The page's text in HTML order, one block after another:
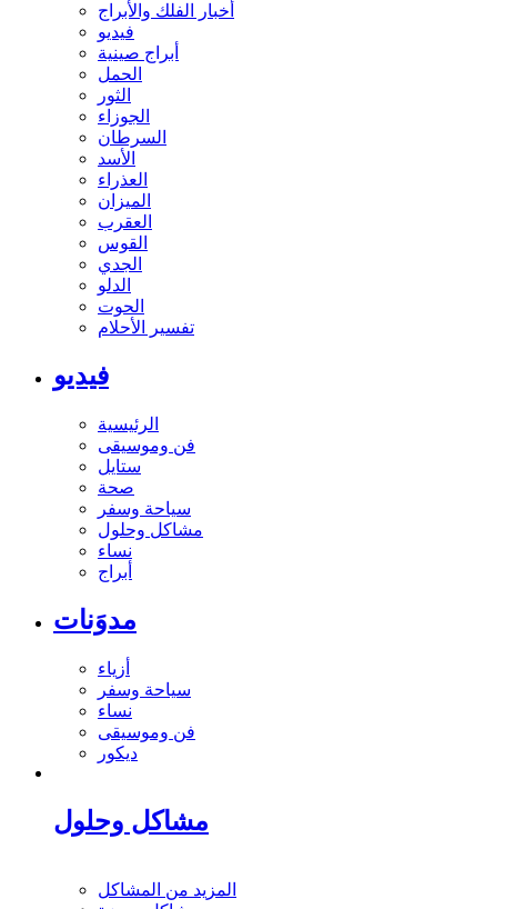
أخبار الفلك والأبراج
فيديو
أبراج صينية
الحمل
الثور
الجوزاء
السرطان
الأسد
العذراء
الميزان
العقرب
القوس
الجدي
الدلو
الحوت
تفسير الأحلام
فيديو
الرئيسية
فن وموسيقى
ستايل
صحة
سياحة وسفر
مشاكل وحلول
نساء
أبراج
مدوَنات
أزياء
سياحة وسفر
نساء
فن وموسيقى
ديكور
مشاكل وحلول
المزيد من المشاكل